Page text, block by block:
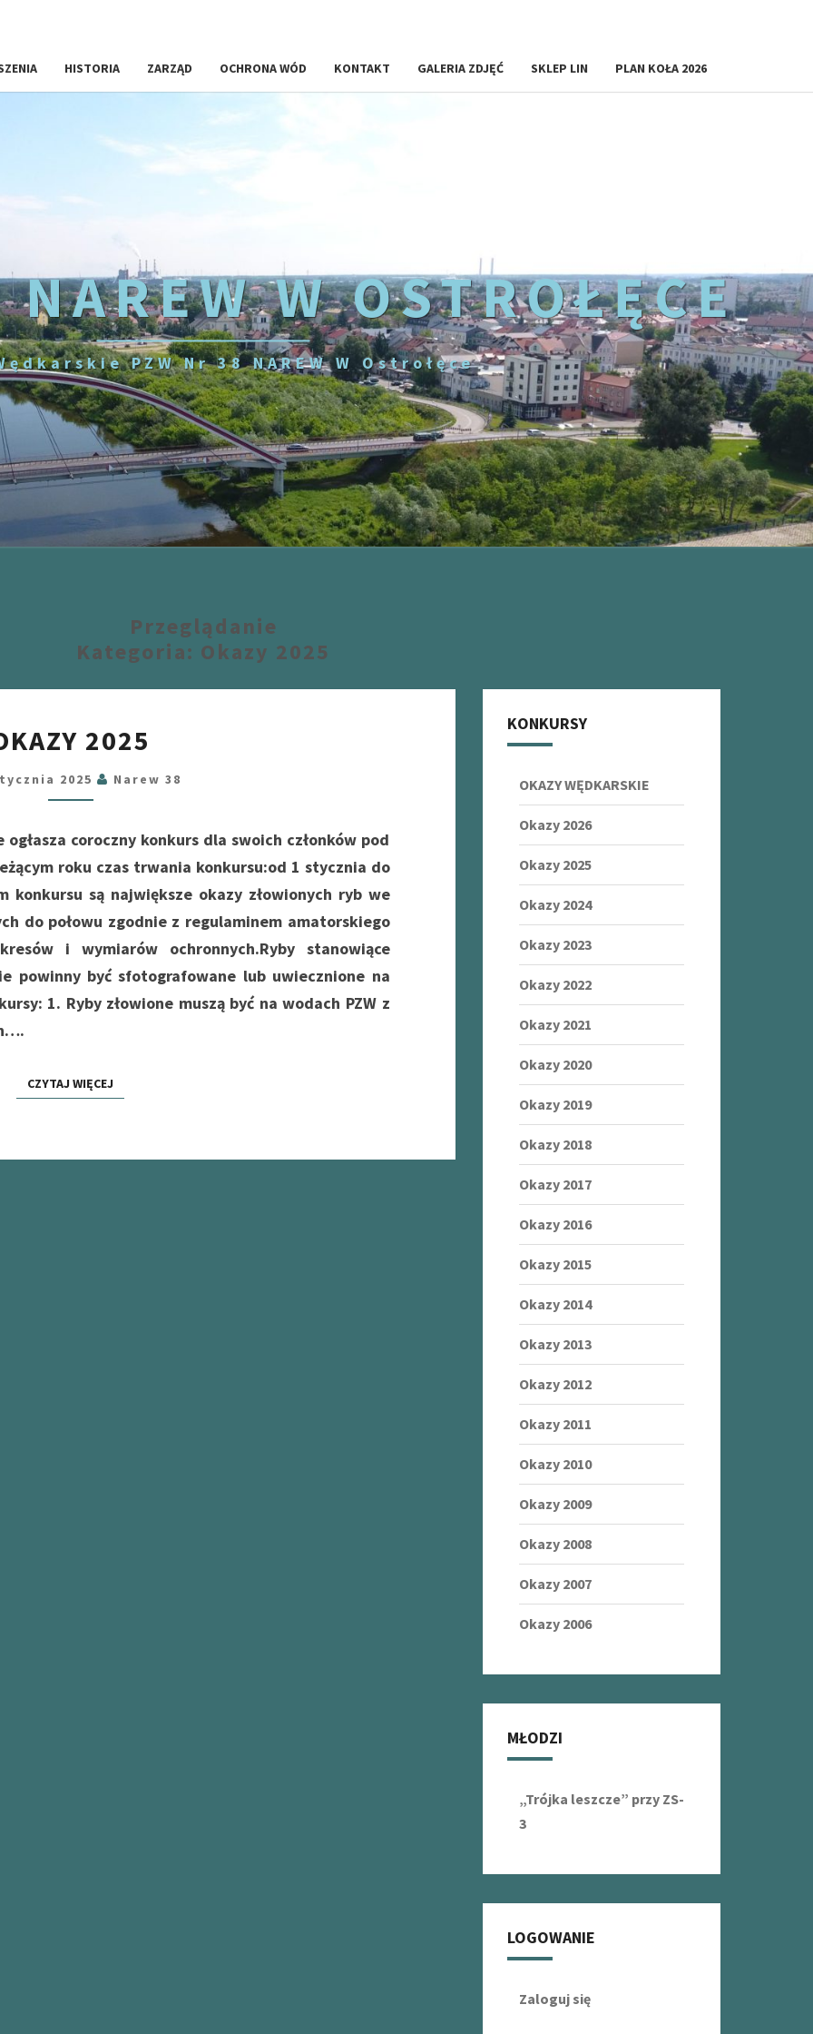
HISTORIA ZARZĄD OCHRONA WÓD KONTAKT GALERIA ZDJĘĆ SKLEP LIN PLAN KOŁA 2026
W OSTROŁĘCE
PZW Nr 38 NAREW W Ostrołęce
Przeglądanie
Kategoria: Okazy 2025
2025
2025
2025 Narew 38
ogłasza coroczny konkurs dla swoich członków pod
roku czas trwania konkursu:od 1 stycznia do
konkursu są największe okazy złowionych ryb we
do połowu zgodnie z regulaminem amatorskiego
i wymiarów ochronnych.Ryby stanowiące
powinny być sfotografowane lub uwiecznione na
1. Ryby złowione muszą być na wodach PZW z
CZYTAJ WIĘCEJ
KONKURSY
OKAZY WĘDKARSKIE
Okazy 2026
Okazy 2025
Okazy 2024
Okazy 2023
Okazy 2022
Okazy 2021
Okazy 2020
Okazy 2019
Okazy 2018
Okazy 2017
Okazy 2016
Okazy 2015
Okazy 2014
Okazy 2013
Okazy 2012
Okazy 2011
Okazy 2010
Okazy 2009
Okazy 2008
Okazy 2007
Okazy 2006
MŁODZI
„Trójka leszcze” przy ZS-
3
LOGOWANIE
Zaloguj się